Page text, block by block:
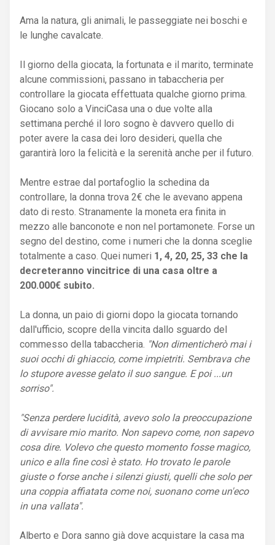
Ama la natura, gli animali, le passeggiate nei boschi e
le lunghe cavalcate.
Il giorno della giocata, la fortunata e il marito, terminate
alcune commissioni, passano in tabaccheria per
controllare la giocata effettuata qualche giorno prima.
Giocano solo a VinciCasa una o due volte alla
settimana perché il loro sogno è davvero quello di
poter avere la casa dei loro desideri, quella che
garantirà loro la felicità e la serenità anche per il futuro.
Mentre estrae dal portafoglio la schedina da
controllare, la donna trova 2€ che le avevano appena
dato di resto. Stranamente la moneta era finita in
mezzo alle banconote e non nel portamonete. Forse un
segno del destino, come i numeri che la donna sceglie
totalmente a caso. Quei numeri 1, 4, 20, 25, 33 che la
decreteranno vincitrice di una casa oltre a
200.000€ subito.
La donna, un paio di giorni dopo la giocata tornando
dall'ufficio, scopre della vincita dallo sguardo del
commesso della tabaccheria. "Non dimenticherò mai i
suoi occhi di ghiaccio, come impietriti. Sembrava che
lo stupore avesse gelato il suo sangue. E poi ...un
sorriso".
"Senza perdere lucidità, avevo solo la preoccupazione
di avvisare mio marito. Non sapevo come, non sapevo
cosa dire. Volevo che questo momento fosse magico,
unico e alla fine così è stato. Ho trovato le parole
giuste o forse anche i silenzi giusti, quelli che solo per
una coppia affiatata come noi, suonano come un'eco
in una vallata".
Alberto e Dora sanno già dove acquistare la casa ma